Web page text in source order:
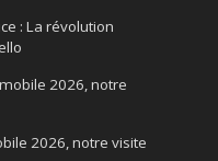
: La révolution
2026, notre
2026, notre visite